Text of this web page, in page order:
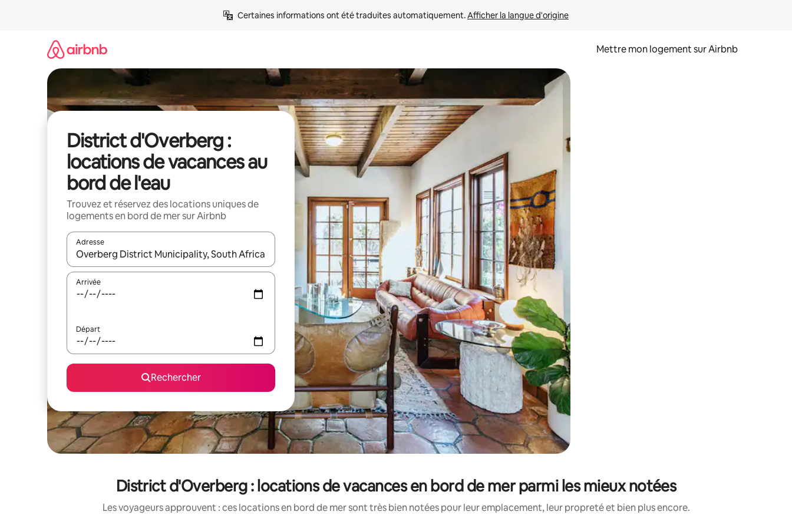
Certaines informations ont été traduites automatiquement. Afficher la langue d'origine
Mettre mon logement sur Airbnb
District d'Overberg :
locations de vacances au
bord de l'eau
Trouvez et réservez des locations uniques de
logements en bord de mer sur Airbnb
Adresse
Lorsque les résultats s'affichent, utilisez les flèches vers le haut et vers le bas pour les parcourir ou en appuyant et en faisant glisser.
Arrivée
Départ
Rechercher
District d'Overberg : locations de vacances en bord de mer parmi les mieux notées
Les voyageurs approuvent : ces locations en bord de mer sont très bien notées pour leur emplacement, leur propreté et bien plus encore.